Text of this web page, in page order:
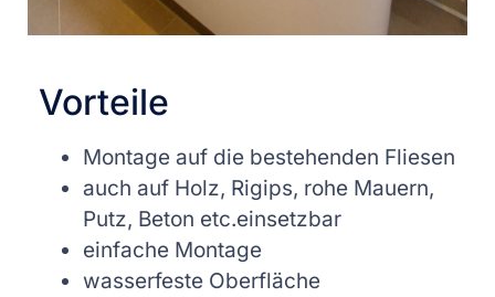
Vorteile
Montage auf die bestehenden Fliesen
auch auf Holz, Rigips, rohe Mauern,
Putz, Beton etc.einsetzbar
einfache Montage
wasserfeste Oberfläche